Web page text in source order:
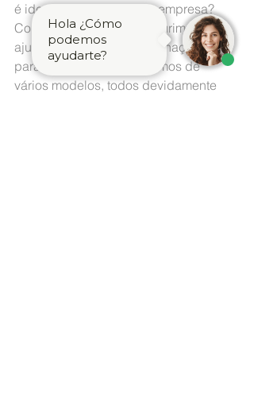
é ideal para sua casa ou empresa?
Contate um consultor Segurimax para
ajudá-lo a escolher a iluminação ideal
para sua empresa. Dispomos de
vários modelos, todos devidamente
Hola ¿Cómo
podemos
ayudarte?